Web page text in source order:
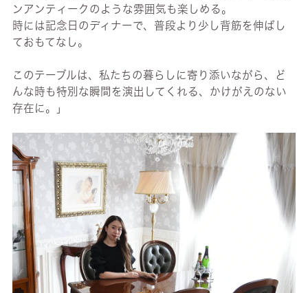
ンアンティークのような雰囲気も楽しめる。
時には記念日のディナーで、普段より少し背筋を伸ばし
ておもてなし。
このテーブルは、私たちの暮らしに寄り添いながら、ど
んな時も特別な瞬間を演出してくれる、かけがえのない
存在に。」